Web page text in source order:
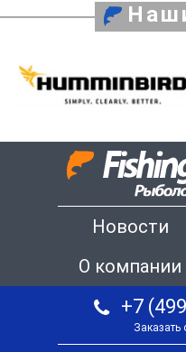
Новости
О компании
+7
Заказать